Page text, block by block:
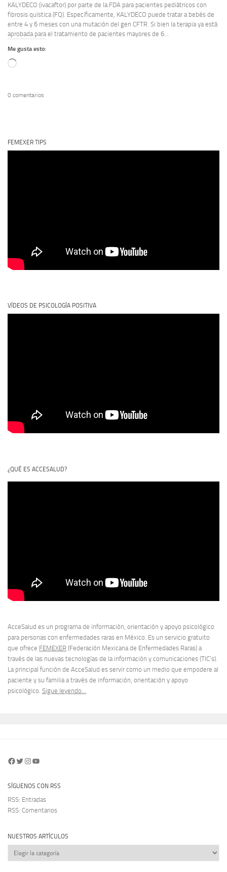
KALYDECO (ivacaftor) por parte de la FDA para pacientes pediátricos con
fibrosis quística (FQ). Específicamente, KALYDECO puede tratar a bebés de
entre 4 y 6 meses con una mutación del gen CFTR. Si bien la terapia ya está
aprobada para el tratamiento de pacientes mayores de 6...
Me gusta esto:
Cargando...
0 comentarios
FEMEXER TIPS
VÍDEOS DE PSICOLOGÍA POSITIVA
¿QUÉ ES ACCESALUD?
AcceSalud es un programa de información, orientación y apoyo psicológico
para personas con enfermedades raras en México. Es un servicio gratuito
que ofrece FEMEXER (Federación Mexicana de Enfermedades Raras) a
través de las nuevas tecnologías de la información y comunicaciones (TIC’s).
La principal función de AcceSalud es servir como un medio que empodere al
paciente y su familia a través de información, orientación y apoyo
psicológico. Sigue leyendo…
Facebook
Twitter
Instagram
YouTube
SÍGUENOS CON RSS
RSS: Entradas
RSS: Comentarios
NUESTROS ARTÍCULOS
Nuestros
artículos